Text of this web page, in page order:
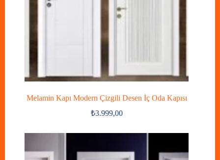
Melamin Kapı Modern Çizgili Desen İç Oda Kapısı
₺3.999,00